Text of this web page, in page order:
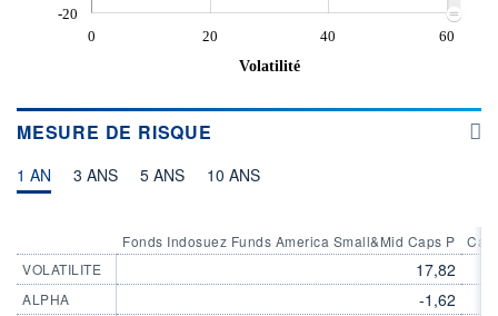
-20
0 20 40
60
Volatilité
MESURE DE RISQUE
1 AN 3 ANS 5 ANS 10 ANS
VOLATILITE
ALPHA
Fonds Indosuez Funds America Small&Mid Caps P
17,82
-1,62